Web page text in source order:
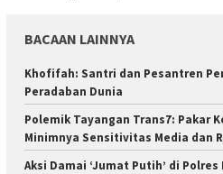
BACAAN LAINNYA
Khofifah: Santri dan Pesantren
Peradaban Dunia
Polemik Tayangan Trans7: Pakar
Minimnya Sensitivitas Media dan
Aksi Damai ‘Jumat Putih’ di